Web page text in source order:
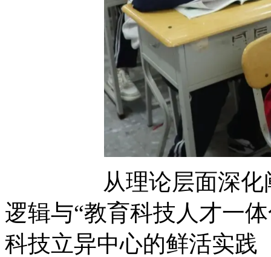
从理论层面深化阐释
逻辑与“教育科技人才一
科技立异中心的鲜活实践